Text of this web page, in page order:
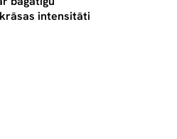
intensitāti